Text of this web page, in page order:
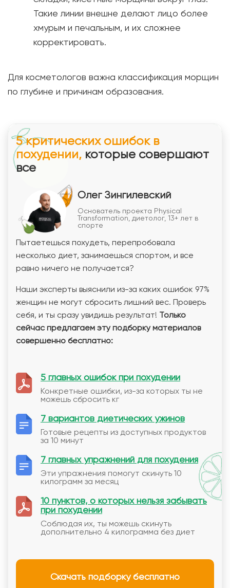
Такие линии внешне делают лицо более
хмурым и печальным, и их сложнее
корректировать.
Для косметологов важна классификация морщин
по глубине и причинам образования.
5 критических ошибок в
похудении, которые совершают
все
Олег Зингилевский
Основатель проекта Physical
Transformation, диетолог, 13+ лет в
спорте
Пытаетешься похудеть, перепробовала
несколько диет, занимаешься спортом, и все
равно ничего не получается?
Наши эксперты выяснили из-за каких ошибок 97%
женщин не могут сбросить лишний вес. Проверь
себя, и ты сразу увидишь результат! Только
сейчас предлагаем эту подборку материалов
совершенно бесплатно:
5 главных ошибок при похудении
Конкретные ошибки, из-за которых ты не
можешь сбросить кг
7 вариантов диетических ужинов
Готовые рецепты из доступных продуктов
за 10 минут
7 главных упражнений для похудения
Эти упражнения помогут скинуть 10
килограмм за месяц
10 пунктов, о которых нельзя забывать
при похудении
Соблюдая их, ты можешь скинуть
дополнительно 4 килограмма без диет
Скачать подборку бесплатно